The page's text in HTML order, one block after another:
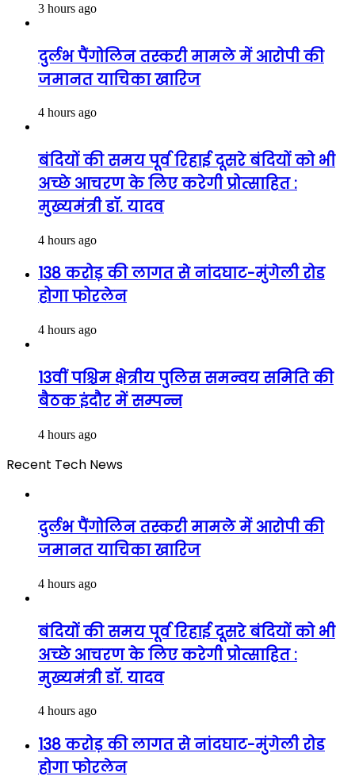
3 hours ago
दुर्लभ पैंगोलिन तस्करी मामले में आरोपी की
जमानत याचिका खारिज
4 hours ago
बंदियों की समय पूर्व रिहाई दूसरे बंदियों को भी
अच्छे आचरण के लिए करेगी प्रोत्साहित :
मुख्यमंत्री डॉ. यादव
4 hours ago
138 करोड़ की लागत से नांदघाट-मुंगेली रोड
होगा फोरलेन
4 hours ago
13वीं पश्चिम क्षेत्रीय पुलिस समन्वय समिति की
बैठक इंदौर में सम्पन्न
4 hours ago
Recent Tech News
दुर्लभ पैंगोलिन तस्करी मामले में आरोपी की
जमानत याचिका खारिज
4 hours ago
बंदियों की समय पूर्व रिहाई दूसरे बंदियों को भी
अच्छे आचरण के लिए करेगी प्रोत्साहित :
मुख्यमंत्री डॉ. यादव
4 hours ago
138 करोड़ की लागत से नांदघाट-मुंगेली रोड
होगा फोरलेन